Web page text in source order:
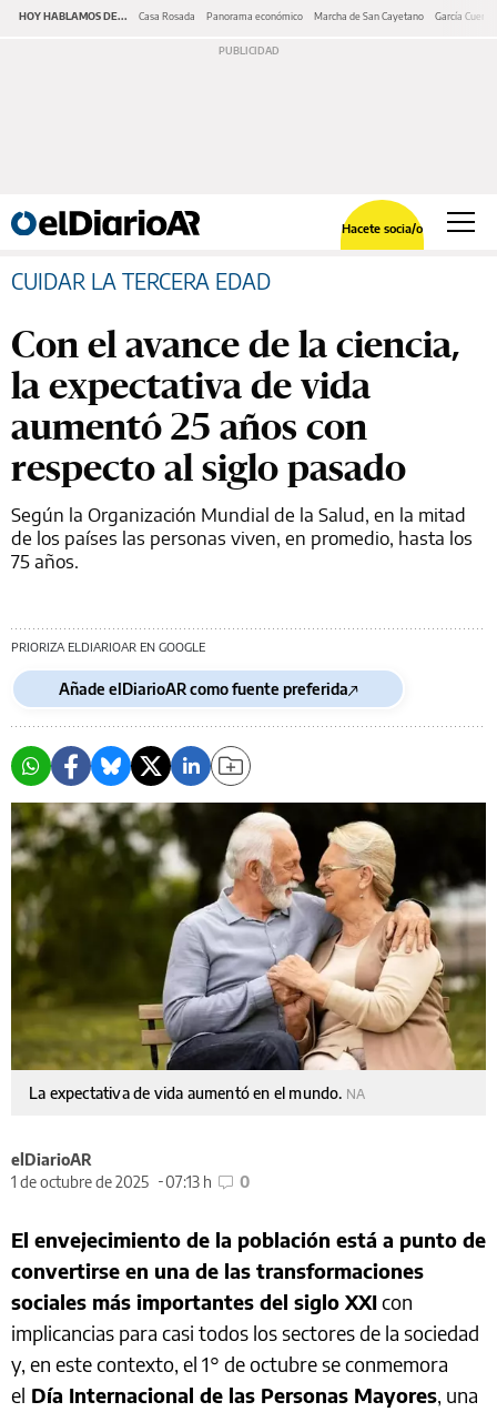
HOY HABLAMOS DE... Casa Rosada Panorama económico Marcha de San Cayetano García Cuerva
Hacete socia/o
CUIDAR LA TERCERA EDAD
Con el avance de la ciencia,
la expectativa de vida
aumentó 25 años con
respecto al siglo pasado
Según la Organización Mundial de la Salud, en la mitad
de los países las personas viven, en promedio, hasta los
75 años.
PRIORIZA ELDIARIOAR EN GOOGLE
Añade elDiarioAR como fuente preferida
La expectativa de vida aumentó en el mundo. NA
elDiarioAR
1 de octubre de 2025
07:13 h 0
El envejecimiento de la población está a punto de
convertirse en una de las transformaciones
sociales más importantes del siglo XXIcon
implicancias para casi todos los sectores de la sociedad
y, en este contexto, el 1° de octubre se conmemora
el Día Internacional de las Personas Mayores, una